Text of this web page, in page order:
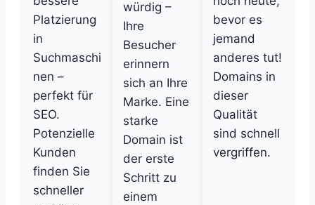
Platzierung
in
Suchmaschi
nen –
perfekt für
SEO.
Potenzielle
Kunden
finden Sie
schneller
würdig –
Ihre
Besucher
erinnern
sich an Ihre
Marke. Eine
starke
Domain ist
der erste
Schritt zu
einem
bevor es
jemand
anderes tut!
Domains in
dieser
Qualität
sind schnell
vergriffen.